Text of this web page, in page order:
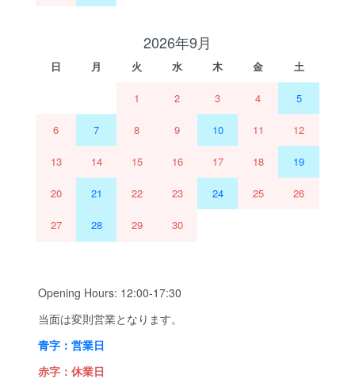
2026年9月
日 月 火 水 木 金 土
1 2 3 4 5
6 7 8 9 10 11 12
13 14 15 16 17 18 19
20 21 22 23 24 25 26
27 28 29 30
Opening Hours: 12:00-17:30
当面は変則営業となります。
青字：営業日
赤字：休業日